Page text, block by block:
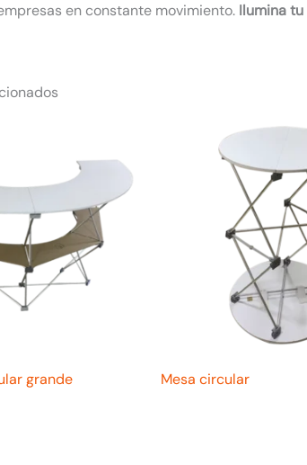
en constante movimiento. Ilumina
grande Mesa circular